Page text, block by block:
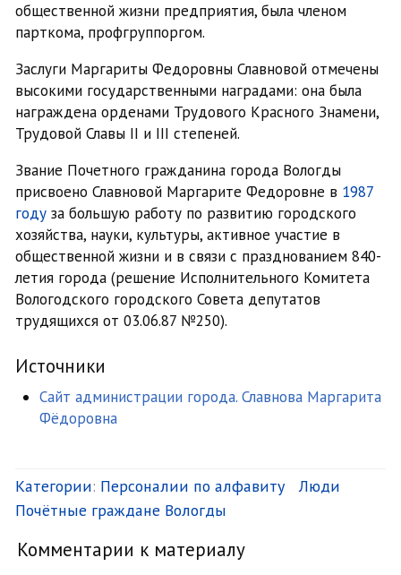
общественной жизни предприятия, была членом
парткома, профгруппоргом.
Заслуги Маргариты Федоровны Славновой отмечены
высокими государственными наградами: она была
награждена орденами Трудового Красного Знамени,
Трудовой Славы II и III степеней.
Звание Почетного гражданина города Вологды
присвоено Славновой Маргарите Федоровне в 1987
году за большую работу по развитию городского
хозяйства, науки, культуры, активное участие в
общественной жизни и в связи с празднованием 840-
летия города (решение Исполнительного Комитета
Вологодского городского Совета депутатов
трудящихся от 03.06.87 №250).
Источники
Сайт администрации города. Славнова Маргарита
Фёдоровна
Категории: Персоналии по алфавиту
Люди
Почётные граждане Вологды
Комментарии к материалу